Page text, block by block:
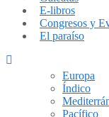
E-libros
Congresos y
El paraíso
Europa
Índico
Pacífico